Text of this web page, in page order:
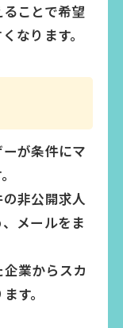
ことで希望
なります。
が条件にマ
非公開求人
メールをま
業からスカ
す。